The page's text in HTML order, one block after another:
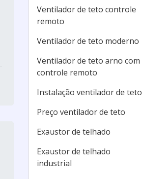
Ventilador de teto controle
remoto
Ventilador de teto moderno
Ventilador de teto arno com
controle remoto
Instalação ventilador de teto
Preço ventilador de teto
Exaustor de telhado
Exaustor de telhado
industrial